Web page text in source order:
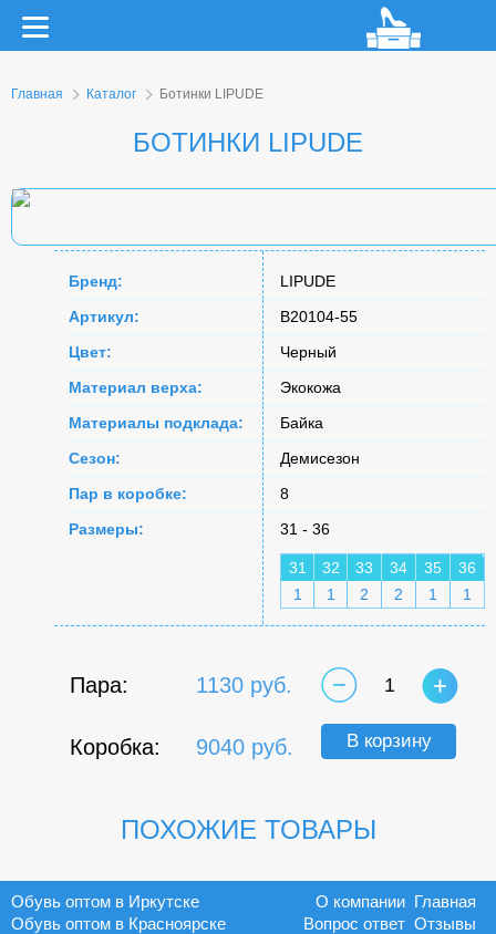
Главная Каталог Ботинки LIPUDE
БОТИНКИ LIPUDE
Бренд:
LIPUDE
Артикул:
B20104-55
Цвет:
Черный
Материал верха:
Экокожа
Материалы подклада:
Байка
Сезон:
Демисезон
Пар в коробке:
8
Размеры:
31 - 36
31 32 33 34 35
36
1
1 2 2 1 1
Пара: 1130 руб.
Коробка: 9040 руб.
1
В корзину
ПОХОЖИЕ ТОВАРЫ
Обувь оптом в Иркутске
Обувь оптом в Красноярске
Главная
О компании
Отзывы
Вопрос ответ